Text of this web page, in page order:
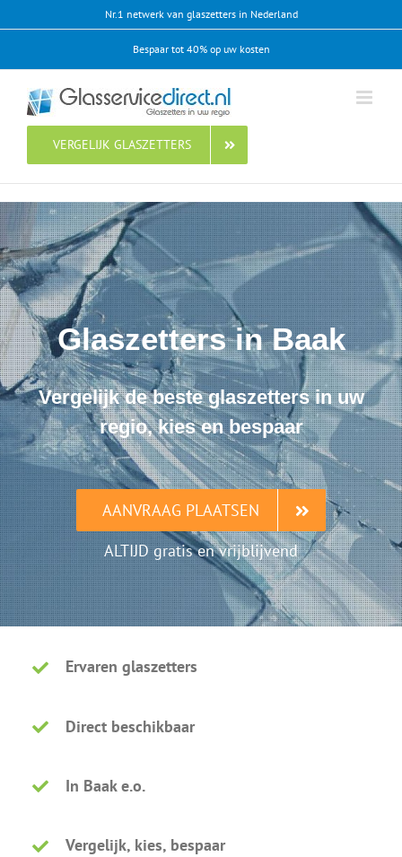
naar
Nr.1 netwerk van glaszetters in Nederland
Bespaar tot 40% op uw kosten
VERGELIJK GLASZETTERS
Glaszetters in Baak
Vergelijk de beste glaszetters in uw
regio, kies en bespaar
AANVRAAG PLAATSEN
ALTIJD gratis en vrijblijvend
Ervaren glaszetters
Direct beschikbaar
In Baak e.o.
Vergelijk, kies, bespaar